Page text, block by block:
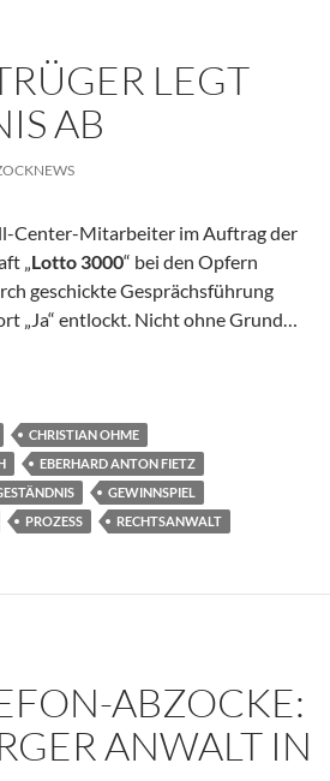
LEGT
AB
Center-Mitarbeiter im Auftrag der
„Lotto 3000“ bei den Opfern
geschickte Gesprächsführung
„Ja“ entlockt. Nicht ohne Grund…
ab
CHRISTIAN OHME
EBERHARD ANTON FIETZ
GEWINNSPIEL
PROZESS RECHTSANWALT
ABZOCKE:
ANWALT IN